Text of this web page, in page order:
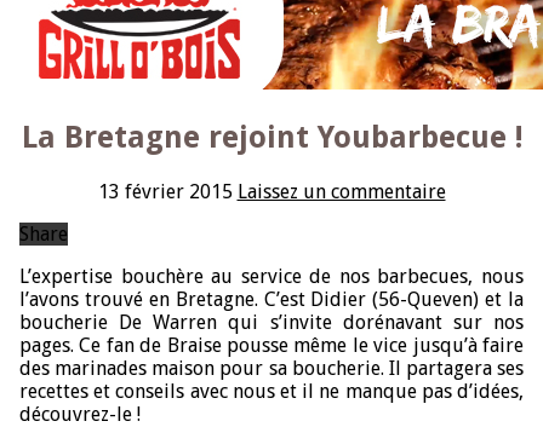
La Bretagne rejoint Youbarbecue !
13 février 2015 Laissez un commentaire
Share
L’expertise bouchère au service de nos barbecues, nous
l’avons trouvé en Bretagne. C’est Didier (56-Queven) et la
boucherie De Warren qui s’invite dorénavant sur nos
pages. Ce fan de Braise pousse même le vice jusqu’à faire
des marinades maison pour sa boucherie. Il partagera ses
recettes et conseils avec nous et il ne manque pas d’idées,
découvrez-le !